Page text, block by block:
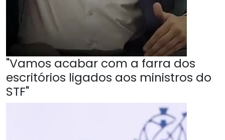
"Vamos acabar com a farra dos
escritórios ligados aos ministros do
STF"